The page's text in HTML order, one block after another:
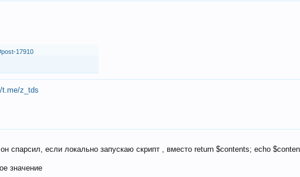
17910
t.me/z_tds
спарсил, если локально запускаю скрипт , вместо return $contents; echo
значение